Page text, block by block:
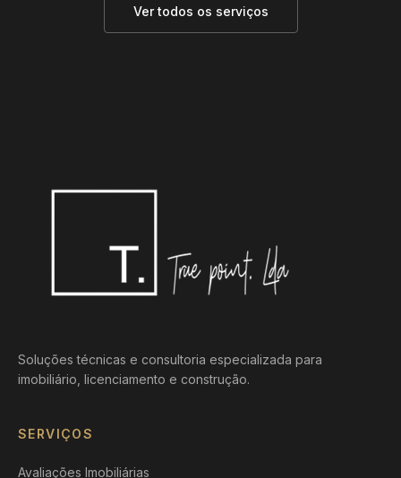
Ver todos os serviços
Soluções técnicas e consultoria especializada para
imobiliário, licenciamento e construção.
SERVIÇOS
Avaliações Imobiliárias